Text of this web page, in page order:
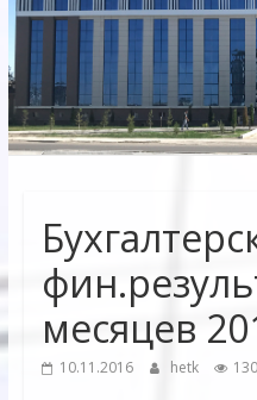
сетей"
АО
"Бухарское
Электрических
сетей"
месяцев
10.11.2016 hetk